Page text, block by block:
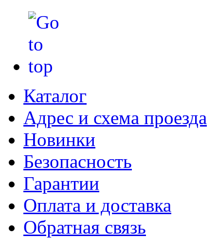
Каталог
Адрес и схема проезда
Новинки
Безопасность
Гарантии
Оплата и доставка
Обратная связь